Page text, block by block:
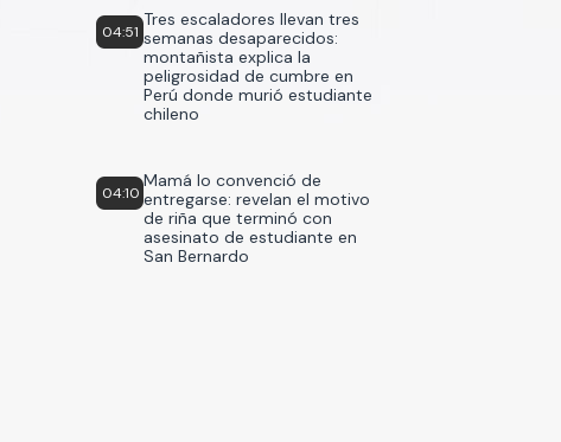
04:51
Tres escaladores llevan tres
semanas desaparecidos:
montañista explica la
peligrosidad de cumbre en
Perú donde murió estudiante
chileno
04:10
Mamá lo convenció de
entregarse: revelan el motivo
de riña que terminó con
asesinato de estudiante en
San Bernardo